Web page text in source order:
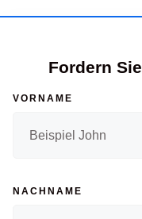
Fordern
VORNAME
NACHNAME